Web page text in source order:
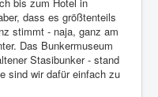
dass es größtenteils
stimmt - naja, ganz am
Das Bunkermuseum
Stasibunker - stand
sind wir dafür einfach zu